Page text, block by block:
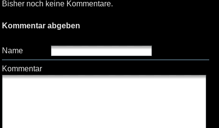
Bisher noch keine Kommentare.
Kommentar abgeben
Name
Kommentar